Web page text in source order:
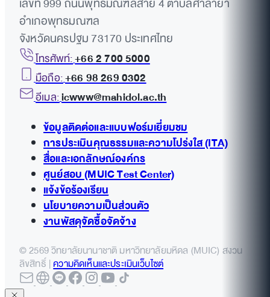
เลขที่ 999 ถนนพุทธมณฑลสาย 4 ตำบลศาลายา
อำเภอพุทธมณฑล
จังหวัดนครปฐม 73170 ประเทศไทย
โทรศัพท์:+66 2 700 5000
มือถือ:+66 98 269 0302
อีเมล:icwww@mahidol.ac.th
ข้อมูลติดต่อและแบบฟอร์มเยี่ยมชม
การประเมินคุณธรรมและความโปร่งใส (ITA)
สื่อและเอกลักษณ์องค์กร
ศูนย์สอบ (MUIC Test Center)
แจ้งข้อร้องเรียน
นโยบายความเป็นส่วนตัว
งานพัสดุจัดซื้อจัดจ้าง
© 2569 วิทยาลัยนานาชาติ มหาวิทยาลัยมหิดล (MUIC) สงวน
ลิขสิทธิ์ |ความคิดเห็นและประเมินเว็บไซต์